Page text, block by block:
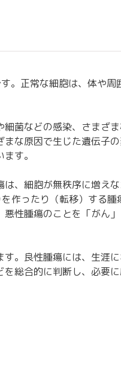
。正常な細胞は、体や周
菌などの感染、さまざ
な原因で生じた遺伝子
す。
、細胞が無秩序に増え
作ったり（転移）する腫
性腫瘍のことを「がん」
。良性腫瘍には、生涯
総合的に判断し、必要